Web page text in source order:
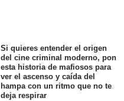
Si quieres entender el origen
del cine criminal moderno, pon
esta historia de mafiosos para
ver el ascenso y caída del
hampa con un ritmo que no te
deja respirar